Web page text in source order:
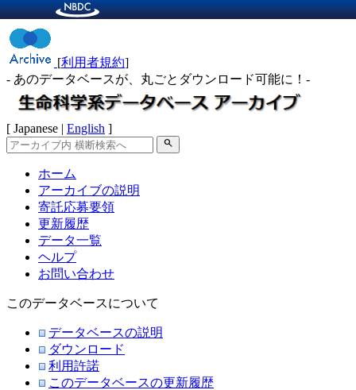
[利用者規約]
- あのデータベースが、丸ごとダウンロード可能に！-
[ Japanese | English ]
search
ホーム
アーカイブの説明
寄託応募要領
更新履歴
データ一覧
ヘルプ
お問い合わせ
このデータベースについて
データベースの説明
ダウンロード
利用許諾
このデータベースの更新履歴